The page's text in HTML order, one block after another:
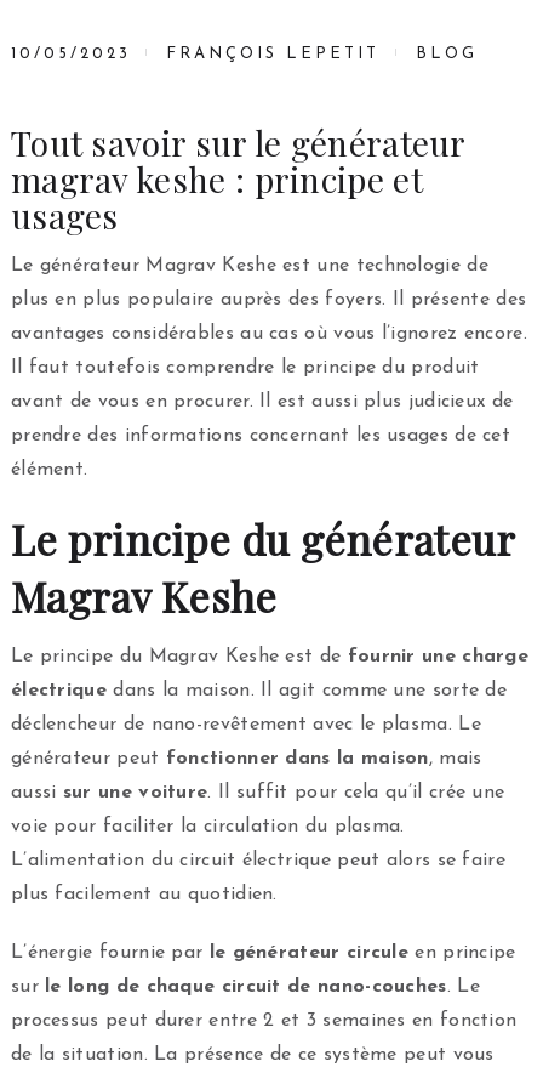
10/05/2023 FRANÇOIS LEPETIT BLOG
Tout savoir sur le générateur
magrav keshe : principe et
usages
Le générateur Magrav Keshe est une technologie de
plus en plus populaire auprès des foyers. Il présente des
avantages considérables au cas où vous l’ignorez encore.
Il faut toutefois comprendre le principe du produit
avant de vous en procurer. Il est aussi plus judicieux de
prendre des informations concernant les usages de cet
élément.
Le principe du générateur
Magrav Keshe
Le principe du Magrav Keshe est de fournir une charge
électrique dans la maison. Il agit comme une sorte de
déclencheur de nano-revêtement avec le plasma. Le
générateur peut fonctionner dans la maison, mais
aussi sur une voiture. Il suffit pour cela qu’il crée une
voie pour faciliter la circulation du plasma.
L’alimentation du circuit électrique peut alors se faire
plus facilement au quotidien.
L’énergie fournie par le générateur circule en principe
sur le long de chaque circuit de nano-couches. Le
processus peut durer entre 2 et 3 semaines en fonction
de la situation. La présence de ce système peut vous